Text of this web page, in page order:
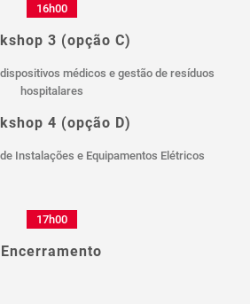
16h00
3 (opção C)
médicos e gestão de resíduos
hospitalares
4 (opção D)
Instalações e Equipamentos Elétricos
17h00
Encerramento